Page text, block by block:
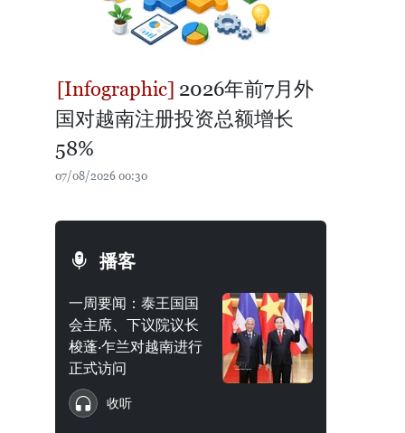
2026年前7月外
国对越南注册投资总额增长
58%
07/08/2026 00:30
播客
一周要闻：泰王国国
会主席、下议院议长
梭蓬·乍兰对越南进行
正式访问
收听